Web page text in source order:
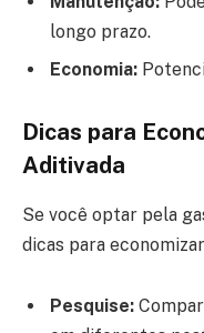
longo prazo.
Economia:
Dicas para
Aditivada
Se você optar pela
dicas para
Pesquise: